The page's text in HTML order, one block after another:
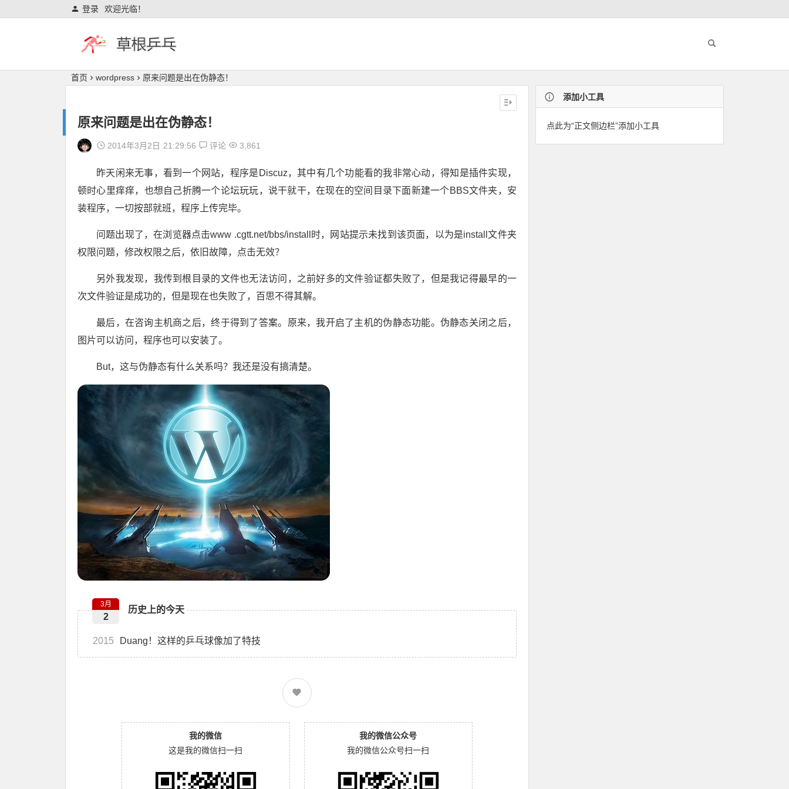
欢迎光临！
登录
首页 wordpress 原来问题是出在伪静态！
原来问题是出在伪静态！
2014年3月2日 21:29:56 评论 3,861
昨天闲来无事，看到一个网站，程序是Discuz，其中有几个功能看的我非常心动，得知是插件实现，
顿时心里痒痒，也想自己折腾一个论坛玩玩，说干就干，在现在的空间目录下面新建一个BBS文件夹，安
装程序，一切按部就班，程序上传完毕。
问题出现了，在浏览器点击www .cgtt.net/bbs/install时，网站提示未找到该页面，以为是install文件夹
权限问题，修改权限之后，依旧故障，点击无效？
另外我发现，我传到根目录的文件也无法访问，之前好多的文件验证都失败了，但是我记得最早的一
次文件验证是成功的，但是现在也失败了，百思不得其解。
最后，在咨询主机商之后，终于得到了答案。原来，我开启了主机的伪静态功能。伪静态关闭之后，
图片可以访问，程序也可以安装了。
But，这与伪静态有什么关系吗？我还是没有搞清楚。
历史上的今天
3月
2
2015 Duang！这样的乒乓球像加了特技
我的微信
这是我的微信扫一扫
我的微信公众号
我的微信公众号扫一扫
添加小工具
点此为“正文侧边栏”添加小工具